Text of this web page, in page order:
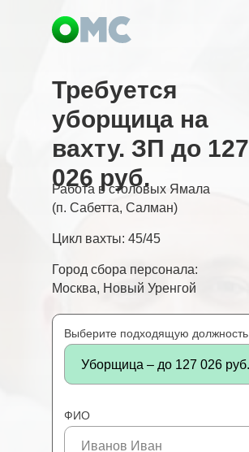
Работа в столовых Ямала
(п. Сабетта, Салман)
Выберите подходящую должность
ФИО
Требуется
уборщица на
вахту. ЗП до 127
026 руб.
Цикл вахты: 45/45
Город сбора персонала:
Москва, Новый Уренгой